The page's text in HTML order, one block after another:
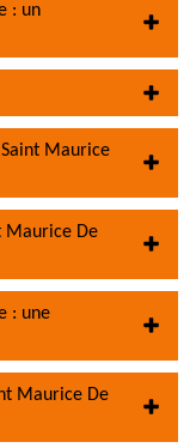
: un
Maurice
Maurice De
: une
Maurice De